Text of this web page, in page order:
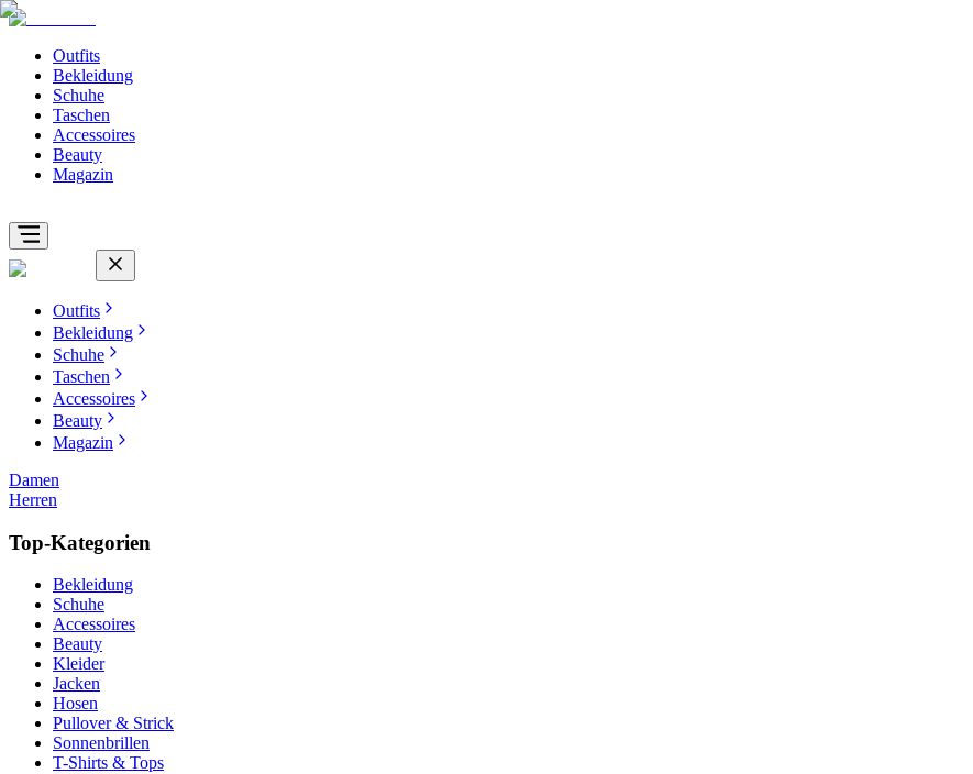
Outfits
Bekleidung
Schuhe
Taschen
Accessoires
Beauty
Magazin
Outfits
Bekleidung
Schuhe
Taschen
Accessoires
Beauty
Magazin
Damen
Herren
Top-Kategorien
Bekleidung
Schuhe
Accessoires
Beauty
Kleider
Jacken
Hosen
Pullover & Strick
Sonnenbrillen
T-Shirts & Tops